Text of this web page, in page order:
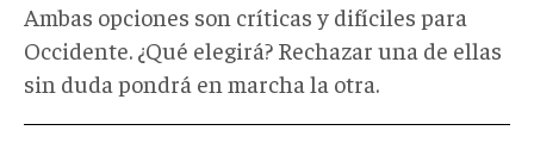
Ambas opciones son críticas y difíciles para
Occidente. ¿Qué elegirá? Rechazar una de ellas
sin duda pondrá en marcha la otra.